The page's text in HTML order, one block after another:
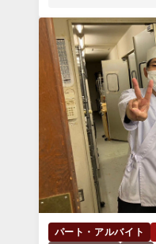
パート・アルバイト